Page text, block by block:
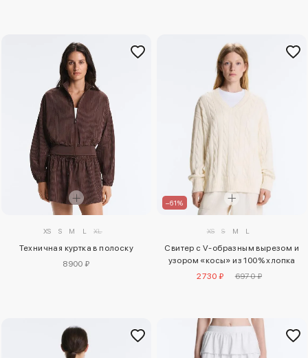
XS S M L XL
Техничная куртка в полоску
8900 ₽
–61%
XS S M L
Свитер с V-образным вырезом и
узором «косы» из 100% хлопка
2730 ₽
6970 ₽